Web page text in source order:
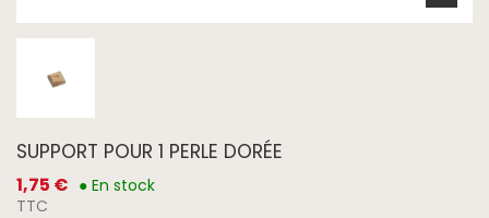
SUPPORT POUR 1 PERLE DORÉE
1,75 € ● En stock
TTC